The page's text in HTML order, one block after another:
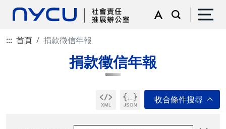
::: 首頁 捐款徵信年報
捐款徵信年報